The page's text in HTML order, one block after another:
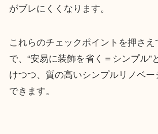
がブレにくくなります。
これらのチェックポイントを押さえ
で、“安易に装飾を省く＝シンプル”
けつつ、質の高いシンプルリノベー
できます。